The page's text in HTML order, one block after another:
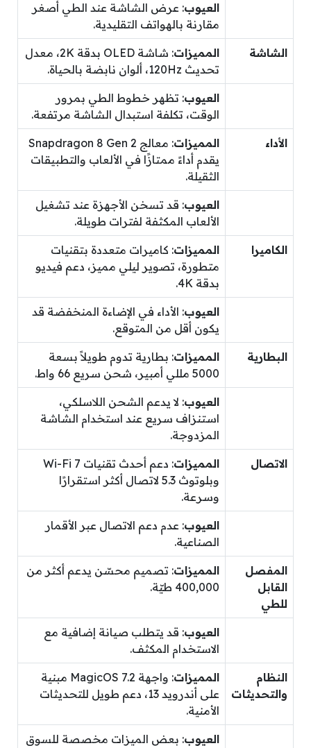
العيوب: عرض الشاشة عند الطي أصغر
مقارنة بالهواتف التقليدية.
الشاشة المميزات
: شاشة OLED بدقة 2K، معدل
تحديث 120Hz، ألوان نابضة بالحياة.
العيوب: تظهر خطوط الطي بمرور
الوقت، تكلفة استبدال الشاشة مرتفعة.
الأداء المميزات
: معالج Snapdragon 8 Gen 2
يقدم أداءً ممتازًا في الألعاب والتطبيقات
الثقيلة.
العيوب: قد تسخن الأجهزة عند تشغيل
الألعاب المكثفة لفترات طويلة.
الكاميرا المميزات: كاميرات متعددة بتقنيات
متطورة، تصوير ليلي مميز، دعم فيديو
بدقة 4K.
العيوب: الأداء في الإضاءة المنخفضة قد
يكون أقل من المتوقع.
البطارية المميزات: بطارية تدوم طويلاً بسعة
5000 مللي أمبير، شحن سريع 66 واط.
العيوب: لا يدعم الشحن اللاسلكي،
استنزاف سريع عند استخدام الشاشة
المزدوجة.
الاتصال المميزات
: دعم أحدث تقنيات Wi-Fi 7
وبلوتوث 5.3 لاتصال أكثر استقرارًا
وسرعة.
العيوب: عدم دعم الاتصال عبر الأقمار
الصناعية.
المفصل
القابل
للطي
المميزات: تصميم محسّن يدعم أكثر من
400,000 طيّة.
العيوب: قد يتطلب صيانة إضافية مع
الاستخدام المكثف.
النظام
والتحديثات
المميزات
: واجهة MagicOS 7.2 مبنية
على أندرويد 13، دعم طويل للتحديثات
الأمنية.
العيوب: بعض الميزات مخصصة للسوق